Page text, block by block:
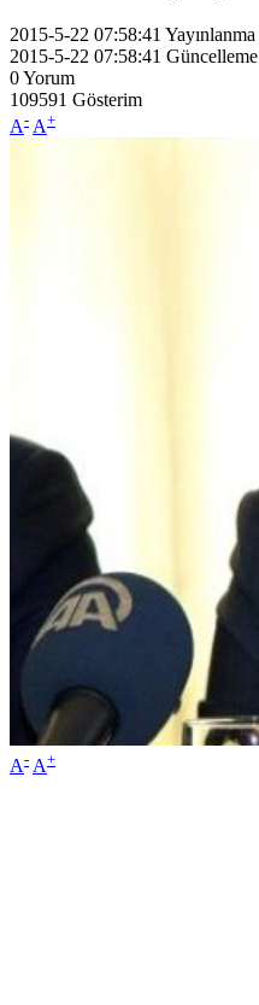
2015-5-22 07:58:41 Yayınlanma
2015-5-22 07:58:41 Güncelleme
0Yorum
109591 Gösterim
A- A+
A- A+